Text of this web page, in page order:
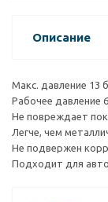
Описание
Макс. давление 13
Рабочее давление
Не повреждает
Легче, чем
Не подвержен
Подходит для